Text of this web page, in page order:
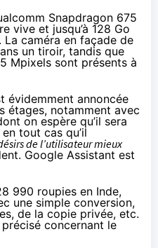
Snapdragon 675
vive et jusqu’à 128 Go
caméra en façade de
un tiroir, tandis que
Mpixels sont présents à
évidemment annoncée
étages, notamment avec
on espère qu’il sera
tout cas qu’il
de l’utilisateur mieux
Google Assistant est
990 roupies en Inde,
une simple conversion,
de la copie privée, etc.
précisé concernant le